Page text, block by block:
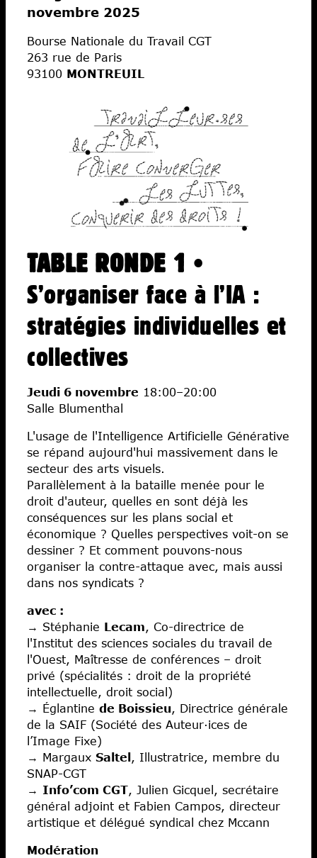
Fiscalité
Libertés
Économies
novembre 2025
Bourse Nationale du Travail CGT
263 rue de Paris
93100 MONTREUIL
TABLE RONDE 1 •
S’organiser face à l’IA :
stratégies individuelles et
collectives
Jeudi 6 novembre 18:00–20:00
Salle Blumenthal
L'usage de l'Intelligence Artificielle Générative
se répand aujourd'hui massivement dans le
secteur des arts visuels.
Parallèlement à la bataille menée pour le
droit d'auteur, quelles en sont déjà les
conséquences sur les plans social et
économique ? Quelles perspectives voit-on se
dessiner ? Et comment pouvons-nous
organiser la contre-attaque avec, mais aussi
dans nos syndicats ?
avec :
→ Stéphanie Lecam, Co-directrice de
l'Institut des sciences sociales du travail de
l'Ouest, Maîtresse de conférences – droit
privé (spécialités : droit de la propriété
intellectuelle, droit social)
→ Églantine de Boissieu, Directrice générale
de la SAIF (Société des Auteur·ices de
l’Image Fixe)
→ Margaux Saltel , Illustratrice, membre du
SNAP-CGT
→ Info’com CGT, Julien Gicquel, secrétaire
général adjoint et Fabien Campos, directeur
artistique et délégué syndical chez Mccann
Modération